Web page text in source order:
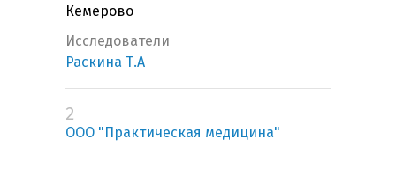
Кемерово
Исследователи
Раскина Т.А
2
ООО "Практическая медицина"